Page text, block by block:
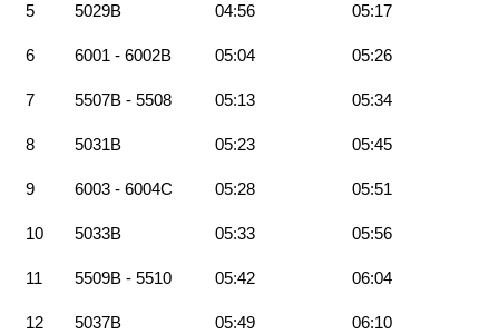
5 5029B 04:56 05:17
6 6001 - 6002B 05:04 05:26
7 5507B - 5508 05:13 05:34
8 5031B 05:23 05:45
9 6003 - 6004C 05:28 05:51
10 5033B 05:33 05:56
11 5509B - 5510 05:42 06:04
12 5037B 05:49 06:10